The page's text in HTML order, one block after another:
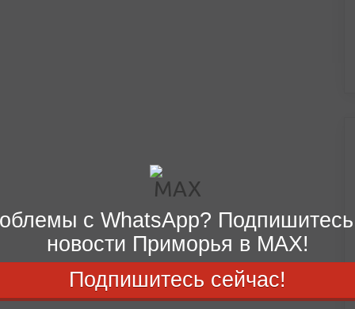
с WhatsApp?
новости Приморья в MAX!
Подпишитесь сейчас!